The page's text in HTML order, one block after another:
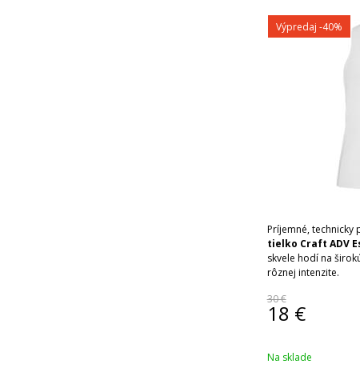
Výpredaj -40%
Príjemné, technicky
tielko Craft ADV
skvele hodí na
rôznej intenzite.
30 €
18 €
Na sklade